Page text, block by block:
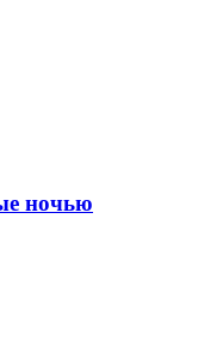
ночью